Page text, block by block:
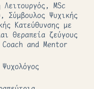
Λειτουργός, MSc
Σύμβουλος Ψυχικής
Κατεύθυνσης με
Θεραπεία ζεύγους
and Mentor